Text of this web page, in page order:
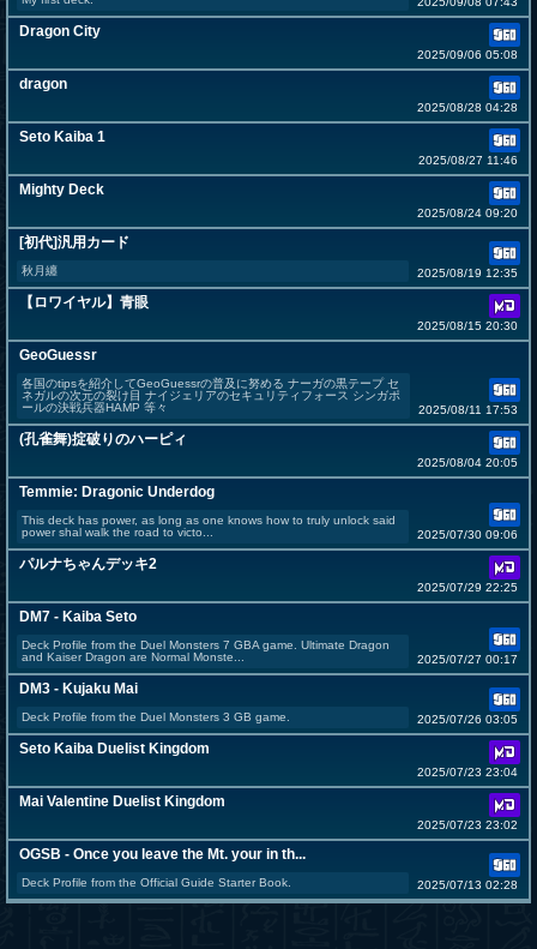
Dragon City
2025/09/06 05:08
dragon
2025/08/28 04:28
Seto Kaiba 1
2025/08/27 11:46
Mighty Deck
2025/08/24 09:20
[初代]汎用カード
秋月纏 2025/08/19 12:35
【ロワイヤル】青眼
2025/08/15 20:30
GeoGuessr
各国のtipsを紹介してGeoGuessrの普及に努める ナーガの黒テープ セ
ネガルの次元の裂け目 ナイジェリアのセキュリティフォース シンガポ
ールの決戦兵器HAMP 等々
2025/08/11 17:53
(孔雀舞)掟破りのハーピィ
2025/08/04 20:05
Temmie: Dragonic Underdog
This deck has power, as long as one knows how to truly unlock said
power shal walk the road to victo...
2025/07/30 09:06
パルナちゃんデッキ2
2025/07/29 22:25
DM7 - Kaiba Seto
Deck Profile from the Duel Monsters 7 GBA game. Ultimate Dragon
and Kaiser Dragon are Normal Monste...
2025/07/27 00:17
DM3 - Kujaku Mai
Deck Profile from the Duel Monsters 3 GB game. 2025/07/26 03:05
Seto Kaiba Duelist Kingdom
2025/07/23 23:04
Mai Valentine Duelist Kingdom
2025/07/23 23:02
OGSB - Once you leave the Mt. your in th...
Deck Profile from the Official Guide Starter Book. 2025/07/13 02:28